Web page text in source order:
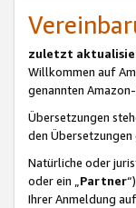
zuletzt
Willkommen auf
genannten
Übersetzungen
den Übersetzungen
Natürliche oder
oder ein „Partner
Ihrer Anmeldung